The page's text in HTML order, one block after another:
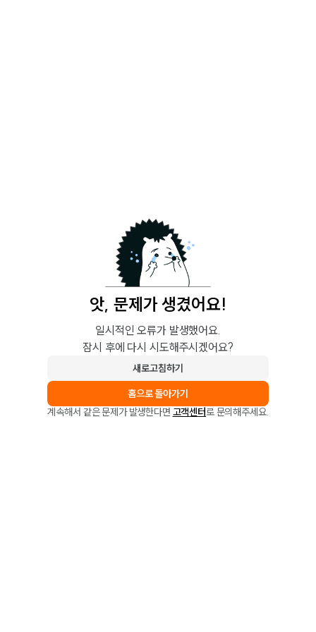
앗, 문제가 생겼어요!
일시적인 오류가 발생했어요.
잠시 후에 다시 시도해주시겠어요?
새로고침하기
홈으로 돌아가기
계속해서 같은 문제가 발생한다면 고객센터로 문의해주세요.